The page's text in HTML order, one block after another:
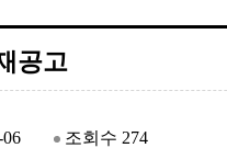
공고
06 조회수 274